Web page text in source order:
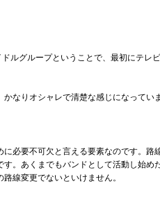
ルグループということで、最初にテレ
なりオシャレで清楚な感じになって
に必要不可欠と言える要素なのです。
。あくまでもバンドとして活動し始
線変更でないといけません。